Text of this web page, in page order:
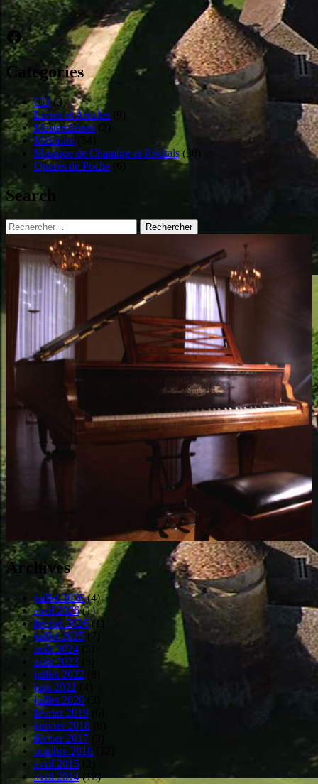
Facebook
Categories
CD(3)
Livres et Articles
Masterclasses
Mémoire
Musique de Chambre et Récitals (38)
Operas de Poche
Search
Rechercher :
Archives
juillet 2026(4)
avril 2026(1)
février 2026(1)
juillet 2025 (7)
août 2024
août 2023
juillet 2022
juin 2021
juillet 2020
février 2019
janvier 2018
février 2017
octobre 2016
avril 2015
avril 2014(12)